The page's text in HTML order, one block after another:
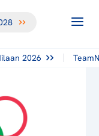
2026